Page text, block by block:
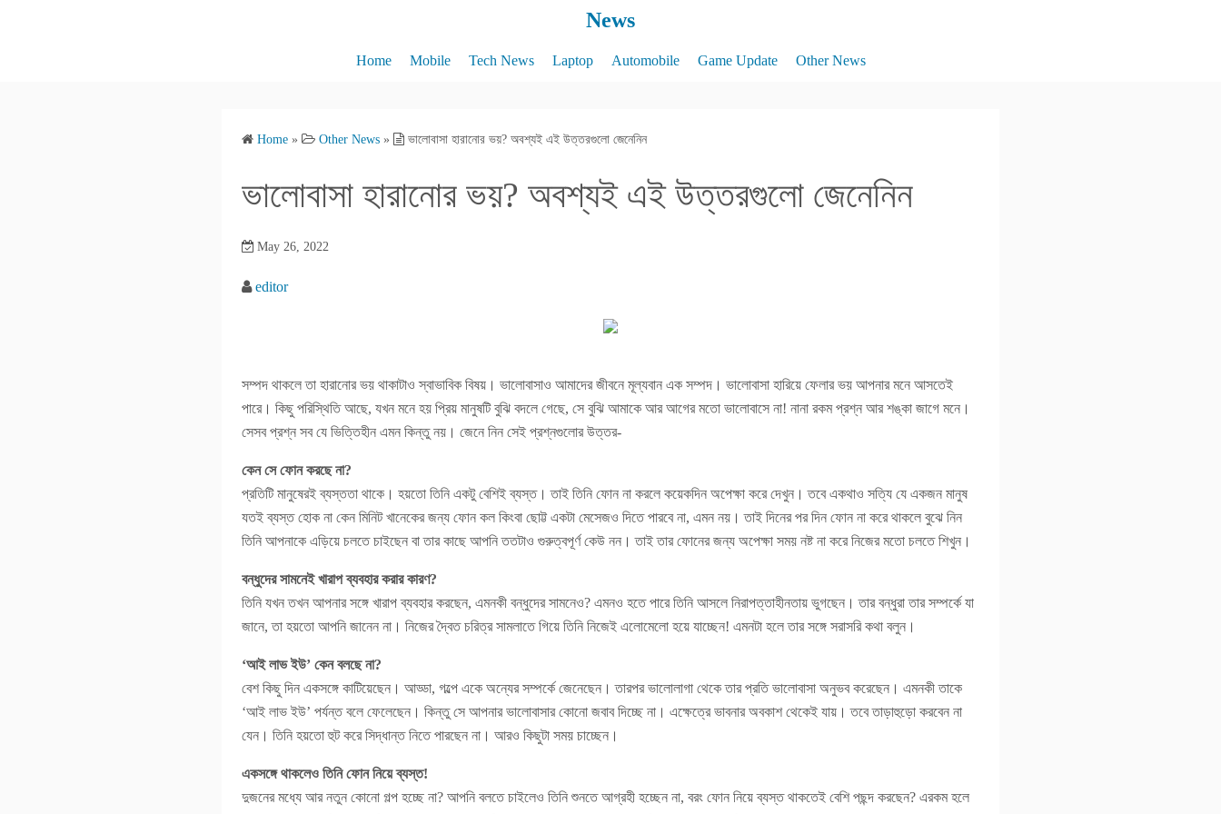
News
Home Mobile Tech News Laptop Automobile Game Update Other News
Home » Other News » ভালোবাসা হারানোর ভয়? অবশ্যই এই উত্তরগুলো জেনেনিন
ভালোবাসা হারানোর ভয়? অবশ্যই এই উত্তরগুলো জেনেনিন
May 26, 2022
editor
সম্পদ থাকলে তা হারানোর ভয় থাকাটাও স্বাভাবিক বিষয়। ভালোবাসাও আমাদের জীবনে মূল্যবান এক সম্পদ। ভালোবাসা হারিয়ে ফেলার ভয় আপনার মনে আসতেই
পারে। কিছু পরিস্থিতি আছে, যখন মনে হয় প্রিয় মানুষটি বুঝি বদলে গেছে, সে বুঝি আমাকে আর আগের মতো ভালোবাসে না! নানা রকম প্রশ্ন আর শঙ্কা জাগে মনে।
সেসব প্রশ্ন সব যে ভিত্তিহীন এমন কিন্তু নয়। জেনে নিন সেই প্রশ্নগুলোর উত্তর-
কেন সে ফোন করছে না?
প্রতিটি মানুষেরই ব্যস্ততা থাকে। হয়তো তিনি একটু বেশিই ব্যস্ত। তাই তিনি ফোন না করলে কয়েকদিন অপেক্ষা করে দেখুন। তবে একথাও সত্যি যে একজন মানুষ
যতই ব্যস্ত হোক না কেন মিনিট খানেকের জন্য ফোন কল কিংবা ছোট্ট একটা মেসেজও দিতে পারবে না, এমন নয়। তাই দিনের পর দিন ফোন না করে থাকলে বুঝে নিন
তিনি আপনাকে এড়িয়ে চলতে চাইছেন বা তার কাছে আপনি ততটাও গুরুত্বপূর্ণ কেউ নন। তাই তার ফোনের জন্য অপেক্ষা সময় নষ্ট না করে নিজের মতো চলতে শিখুন।
বন্ধুদের সামনেই খারাপ ব্যবহার করার কারণ?
তিনি যখন তখন আপনার সঙ্গে খারাপ ব্যবহার করছেন, এমনকী বন্ধুদের সামনেও? এমনও হতে পারে তিনি আসলে নিরাপত্তাহীনতায় ভুগছেন। তার বন্ধুরা তার সম্পর্কে যা
জানে, তা হয়তো আপনি জানেন না। নিজের দ্বৈত চরিত্র সামলাতে গিয়ে তিনি নিজেই এলোমেলো হয়ে যাচ্ছেন! এমনটা হলে তার সঙ্গে সরাসরি কথা বলুন।
‘আই লাভ ইউ’ কেন বলছে না?
বেশ কিছু দিন একসঙ্গে কাটিয়েছেন। আড্ডা, গল্পে একে অন্যের সম্পর্কে জেনেছেন। তারপর ভালোলাগা থেকে তার প্রতি ভালোবাসা অনুভব করেছেন। এমনকী তাকে
‘আই লাভ ইউ’ পর্যন্ত বলে ফেলেছেন। কিন্তু সে আপনার ভালোবাসার কোনো জবাব দিচ্ছে না। এক্ষেত্রে ভাবনার অবকাশ থেকেই যায়। তবে তাড়াহুড়ো করবেন না
যেন। তিনি হয়তো হুট করে সিদ্ধান্ত নিতে পারছেন না। আরও কিছুটা সময় চাচ্ছেন।
একসঙ্গে থাকলেও তিনি ফোন নিয়ে ব্যস্ত!
দুজনের মধ্যে আর নতুন কোনো গল্প হচ্ছে না? আপনি বলতে চাইলেও তিনি শুনতে আগ্রহী হচ্ছেন না, বরং ফোন নিয়ে ব্যস্ত থাকতেই বেশি পছন্দ করছেন? এরকম হলে